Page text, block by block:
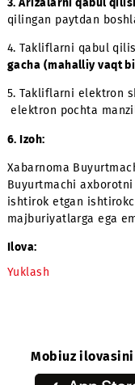
Barayev Marat
– 82 – 29
3. Arizalarni qabul
4. Takliflarni qabul
gacha (mahalliy
5. Takliflarni
elektron pochta
6. Izoh:
Xabarnoma
Buyurtmachi
Yuklash